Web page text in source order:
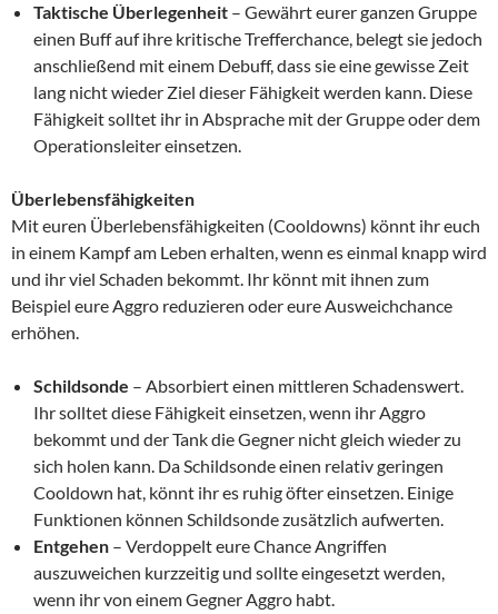
Taktische Überlegenheit – Gewährt eurer ganzen Gruppe
einen Buff auf ihre kritische Trefferchance, belegt sie jedoch
anschließend mit einem Debuff, dass sie eine gewisse Zeit
lang nicht wieder Ziel dieser Fähigkeit werden kann. Diese
Fähigkeit solltet ihr in Absprache mit der Gruppe oder dem
Operationsleiter einsetzen.
Überlebensfähigkeiten
Mit euren Überlebensfähigkeiten (Cooldowns) könnt ihr euch
in einem Kampf am Leben erhalten, wenn es einmal knapp wird
und ihr viel Schaden bekommt. Ihr könnt mit ihnen zum
Beispiel eure Aggro reduzieren oder eure Ausweichchance
erhöhen.
Schildsonde – Absorbiert einen mittleren Schadenswert.
Ihr solltet diese Fähigkeit einsetzen, wenn ihr Aggro
bekommt und der Tank die Gegner nicht gleich wieder zu
sich holen kann. Da Schildsonde einen relativ geringen
Cooldown hat, könnt ihr es ruhig öfter einsetzen. Einige
Funktionen können Schildsonde zusätzlich aufwerten.
Entgehen – Verdoppelt eure Chance Angriffen
auszuweichen kurzzeitig und sollte eingesetzt werden,
wenn ihr von einem Gegner Aggro habt.